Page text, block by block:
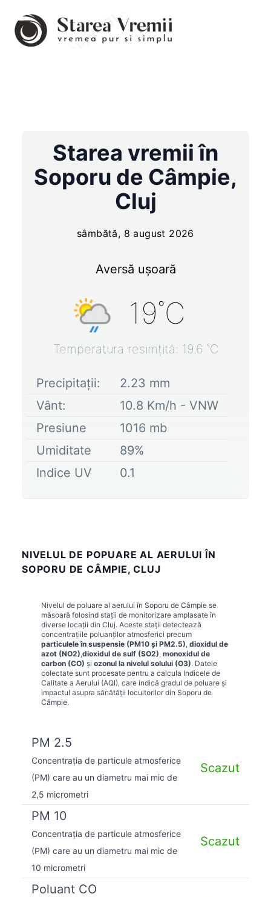
Starea vremii în
Soporu de Câmpie,
Cluj
sâmbătă, 8 august 2026
Aversă ușoară
19˚C
Temperatura resimțită: 19.6 ˚C
Precipitații: 2.23 mm
Vânt:
10.8 Km/h - VNW
Presiune
1016 mb
Umiditate
89%
Indice UV
0.1
NIVELUL DE POPUARE AL AERULUI ÎN
SOPORU DE CÂMPIE, CLUJ
Nivelul de poluare al aerului în Soporu de Câmpie se
măsoară folosind stații de monitorizare amplasate în
diverse locații din Cluj. Aceste stații detectează
concentrațiile poluanților atmosferici precum
particulele în suspensie (PM10 și PM2.5), dioxidul de
azot (NO2),dioxidul de sulf (SO2), monoxidul de
carbon (CO) și ozonul la nivelul solului (O3). Datele
colectate sunt procesate pentru a calcula Indicele de
Calitate a Aerului (AQI), care indică gradul de poluare și
impactul asupra sănătății locuitorilor din Soporu de
Câmpie.
PM 2.5
Concentrația de particule atmosferice
(PM) care au un diametru mai mic de
2,5 micrometri
Scazut
PM 10
Concentrația de particule atmosferice
(PM) care au un diametru mai mic de
10 micrometri
Scazut
Poluant CO